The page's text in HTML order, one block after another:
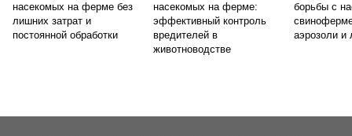
насекомых на ферме без
лишних затрат и
постоянной обработки
насекомых на ферме:
эффективный контроль
вредителей в
животноводстве
борьбы с
аэрозоли и